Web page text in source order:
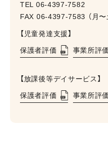
TEL 06-4397-7582
FAX 06-4397-7583 （⽉〜
【児童発達支援】
保護者評価 事業所評価
【放課後等デイサービス】
保護者評価 事業所評価